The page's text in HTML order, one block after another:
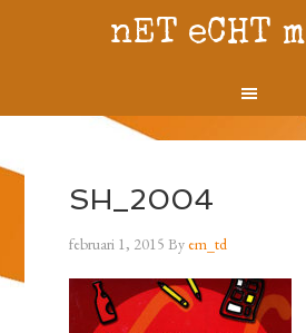
nET eCHT
SH_2004
februari 1, 2015 Byem_td